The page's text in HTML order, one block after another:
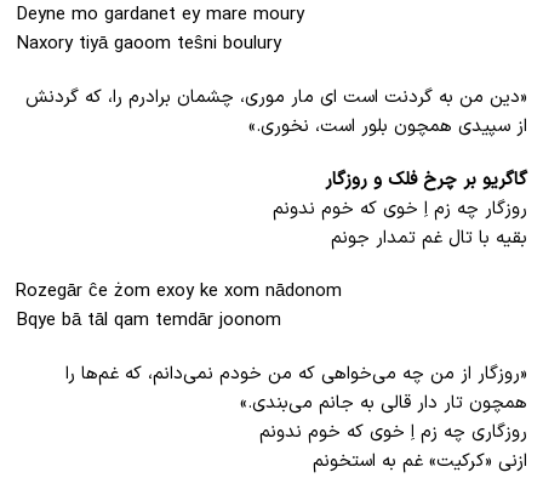
Deyne mo gardanet ey mare moury
Naxory tiyā gaoom teŝni boulury
«دین من به گردنت است ای مار موری، چشمان برادرم را، که گردنش
از سپیدی همچون بلور است، نخوری.»
گاگریو بر چرخ فلک و روزگار
روزگار چه زم اِ خوی که خوم ندونم
بقیه با تال غم تمدار جونم
Rozegār ĉe żom exoy ke xom nādonom
Bqye bā tāl qam temdār joonom
«روزگار از من چه می‌خواهی که من خودم نمی‌دانم، که غم‌ها را
همچون تار دار قالی به جانم می‌بندی.»
روزگاری چه زم اِ خوی که خوم ندونم
ازنی «کرکیت» غم به استخونم